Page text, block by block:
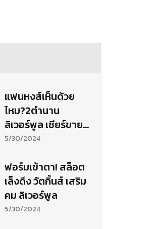
แฟนหงส์เห็นด้วย
ไหม?2ตำนาน
ลิเวอร์พูล เชียร์ขาย
แข้งขวัญใจ
5/30/2024
ฟอร์มเข้าตา! สล็อต
เล็งดึง วัตกิ้นส์ เสริม
คม ลิเวอร์พูล
5/30/2024